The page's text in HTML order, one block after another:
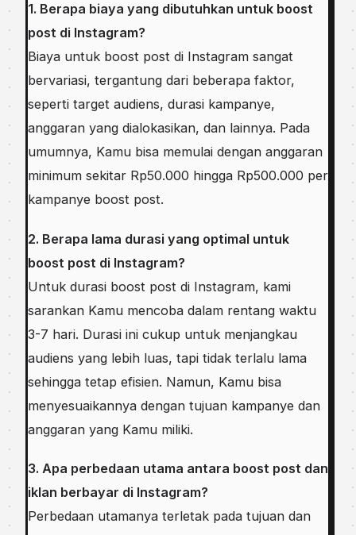
1. Berapa biaya yang dibutuhkan untuk boost
post di Instagram?
Biaya untuk boost post di Instagram sangat
bervariasi, tergantung dari beberapa faktor,
seperti target audiens, durasi kampanye,
anggaran yang dialokasikan, dan lainnya. Pada
umumnya, Kamu bisa memulai dengan anggaran
minimum sekitar Rp50.000 hingga Rp500.000 per
kampanye boost post.
2. Berapa lama durasi yang optimal untuk
boost post di Instagram?
Untuk durasi boost post di Instagram, kami
sarankan Kamu mencoba dalam rentang waktu
3-7 hari. Durasi ini cukup untuk menjangkau
audiens yang lebih luas, tapi tidak terlalu lama
sehingga tetap efisien. Namun, Kamu bisa
menyesuaikannya dengan tujuan kampanye dan
anggaran yang Kamu miliki.
3. Apa perbedaan utama antara boost post dan
iklan berbayar di Instagram?
Perbedaan utamanya terletak pada tujuan dan